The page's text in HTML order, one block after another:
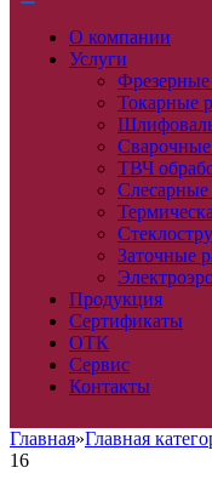
О компании
Услуги
Токарные
ТВЧ
Заточные
Продукция
Сертификаты
ОТК
Сервис
Контакты
Главная»Главная
16